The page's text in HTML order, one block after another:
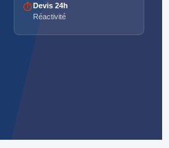
⏱Devis 24h
Réactivité